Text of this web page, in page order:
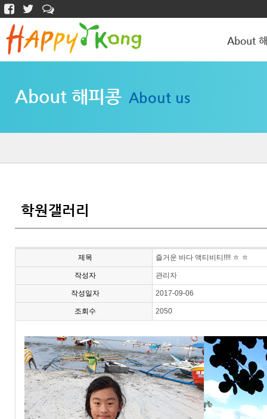
About
About 해피콩 About us
학원갤러리
제목 즐거운 바다 액티비티!!!! ㅎ ㅎ
작성자 관리자
작성일자 2017-09-06
조회수 2050